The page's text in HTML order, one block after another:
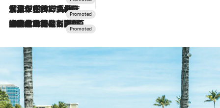
2026.7.17
「土佐和ハーブかき氷」がOMO7高知に登場！生姜、山椒、大葉など目にも舌にも涼を呼ぶ郷土の味
2026.7.10
NEW OPEN！【界 草津】名湯の地に誕生。趣の異なる2種の温泉と上州ならではの会席・蕎麦割烹など美食を味わう究極の癒やし旅